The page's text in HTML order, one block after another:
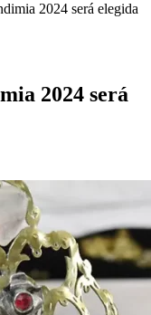
2024 será elegida
2024 será